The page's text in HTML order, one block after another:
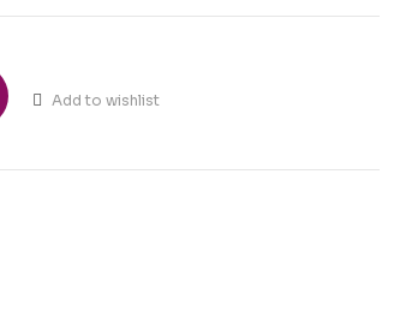
Add to wishlist